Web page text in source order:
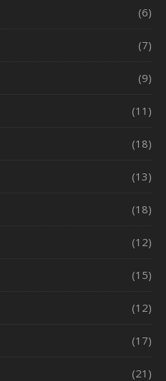
(6)
(7)
(9)
(11)
(18)
(13)
(18)
(12)
(15)
(12)
(17)
(21)